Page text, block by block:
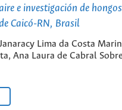
e investigación de
Caicó-RN, Brasil
Lima da Costa
Ana Laura de Cabral